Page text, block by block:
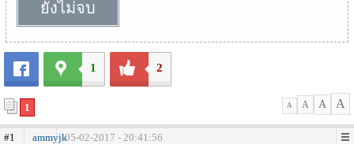
ยังไม่จบ
1 2
1 A A A A
#1 ammyjk05-02-2017 - 20:41:56